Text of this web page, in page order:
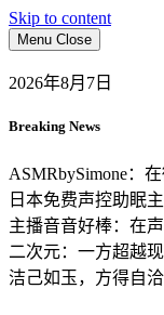
Skip to content
Menu Close
2026年8月7日
Breaking News
ASMRbySimone：
日本免费声控助眠
主播音音好棒：在
二次元：一方超越
洁己如玉，方得自